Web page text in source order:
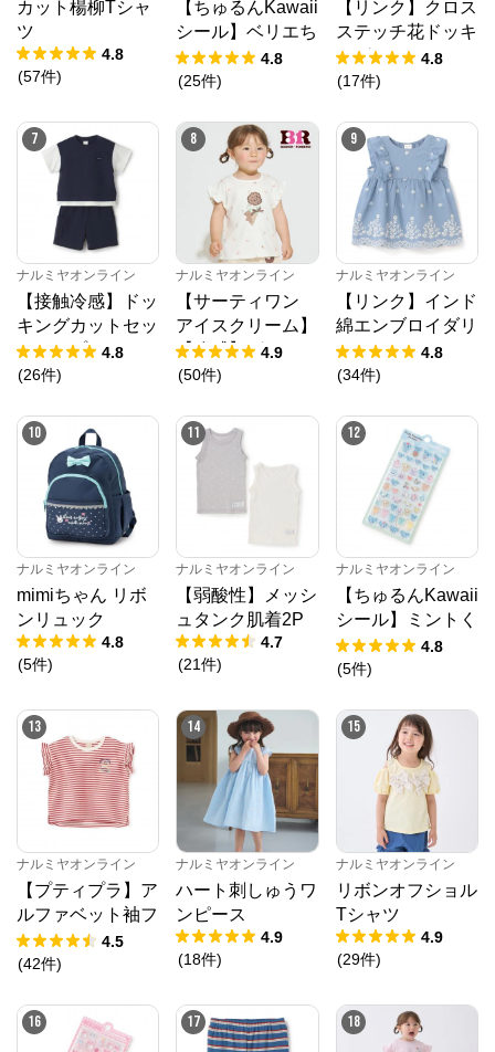
カット楊柳Tシャ
ツ
4.8
(57件)
【ちゅるんKawaii
シール】ベリエち
ゃん
4.8
(25件)
【リンク】クロス
ステッチ花ドッキ
ングTシャツ
4.8
(17件)
7
ナルミヤオンライン
【接触冷感】ドッ
キングカットセッ
トアップ
4.8
(26件)
8
ナルミヤオンライン
【サーティワン
アイスクリーム】
【冷感】グラフィ
ック半袖Tシャツ
4.9
(50件)
9
ナルミヤオンライン
【リンク】インド
綿エンブロイダリ
ーチュニック
4.8
(34件)
10
ナルミヤオンライン
mimiちゃん リボ
ンリュック
4.8
(5件)
11
ナルミヤオンライン
【弱酸性】メッシ
ュタンク肌着2P
4.7
(21件)
12
ナルミヤオンライン
【ちゅるんKawaii
シール】ミントく
ん
4.8
(5件)
13
ナルミヤオンライン
【プティプラ】ア
ルファベット袖フ
リルTシャツ
4.5
(42件)
14
ナルミヤオンライン
ハート刺しゅうワ
ンピース
4.9
(18件)
15
ナルミヤオンライン
リボンオフショル
Tシャツ
4.9
(29件)
16 17 18
ナルミヤオンライン
公式ECサイト
※外部サイトが開きます
ナルミヤオンライン からのコメント
ナルミヤオンライン公式通販ショップ。人気子供服メ
ゾピアノ、プティマイン、ラブトキシック、アナスイ
ミニ等、全ブランド、全商品をご覧いただけます。